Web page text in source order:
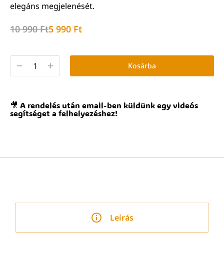
elegáns megjelenését.
10 990Ft5 990 Ft
Kosárba
🎥 A rendelés után email-ben küldünk egy videós
segítséget a felhelyezéshez!
Leírás